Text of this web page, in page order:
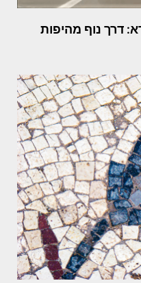
גיורא: דרך נוף מהיפות